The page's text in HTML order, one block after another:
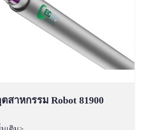
าหกรรม Robot 81900